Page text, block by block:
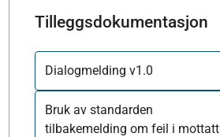
Tilleggsdokumentasjon
Dialogmelding v1.0
Bruk av standarden
tilbakemelding om feil i mottatt